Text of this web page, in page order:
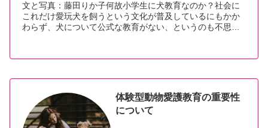
文と写真：藤田りか子何故小学生に犬教育なのか？社会に
これだけ愛玩犬を飼うという文化が普及しているにもかか
わらず、犬について公式な教育がない、というのも不思…
体験型動物愛護教育の重要性
について